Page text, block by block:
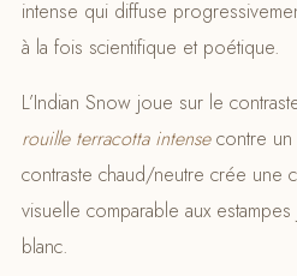
intense qui diffuse
à la fois scientifique et poétique.
L’Indian Snow joue sur le
rouille terracotta intensecontre un
contraste chaud/neutre crée une
visuelle comparable aux
blanc.